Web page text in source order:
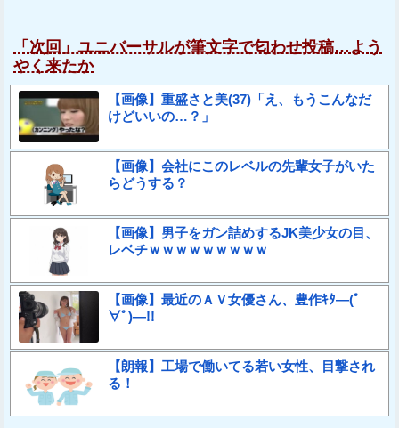
「次回」ユニバーサルが筆文字で匂わせ投稿…よう
やく来たか
【画像】重盛さと美(37)「え、もうこんなだ
けどいいの…？」
【画像】会社にこのレベルの先輩女子がいた
らどうする？
【画像】男子をガン詰めするJK美少女の目、
レベチｗｗｗｗｗｗｗｗｗ
【画像】最近のＡＶ女優さん、豊作ｷﾀ―(ﾟ
∀ﾟ)―!!
【朗報】工場で働いてる若い女性、目撃され
る！